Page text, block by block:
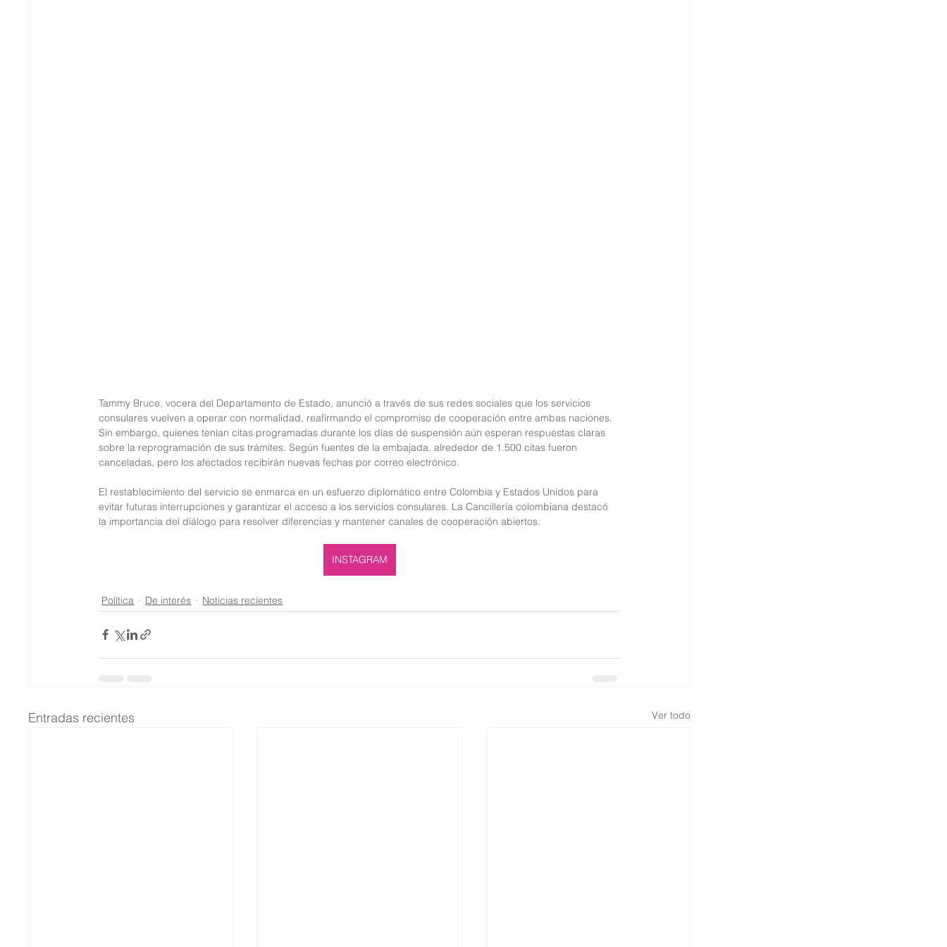
Tammy Bruce, vocera del Departamento de Estado, anunció a través de sus redes sociales que los servicios
consulares vuelven a operar con normalidad, reafirmando el compromiso de cooperación entre ambas naciones.
Sin embargo, quienes tenían citas programadas durante los días de suspensión aún esperan respuestas claras
sobre la reprogramación de sus trámites. Según fuentes de la embajada, alrededor de 1.500 citas fueron
canceladas, pero los afectados recibirán nuevas fechas por correo electrónico.
El restablecimiento del servicio se enmarca en un esfuerzo diplomático entre Colombia y Estados Unidos para
evitar futuras interrupciones y garantizar el acceso a los servicios consulares. La Cancillería colombiana destacó
la importancia del diálogo para resolver diferencias y mantener canales de cooperación abiertos.
INSTAGRAM
Política De interés Noticias recientes
Entradas recientes Ver todo